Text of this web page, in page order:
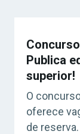
Publica
superior!
O
oferece
de